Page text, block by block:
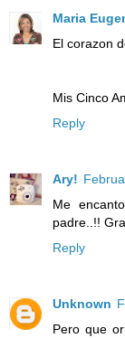
Maria
El corazon
Mis Cinco
Reply
Ary!
Me
padre..!!
Reply
Unknown
Pero que